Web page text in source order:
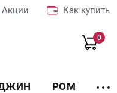
Акции Как купить
0
РОМ